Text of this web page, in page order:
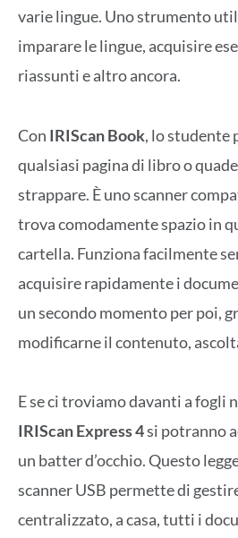
varie lingue. Uno strumento
imparare le lingue, acquisire
riassunti e altro ancora.
Con IRIScan Book, lo studente
qualsiasi pagina di libro o
strappare. È uno scanner
trova comodamente spazio in
cartella. Funziona facilmente
acquisire rapidamente i
un secondo momento per poi,
modificarne il contenuto,
E se ci troviamo davanti a fogli
IRIScan Express 4si potranno
un batter d’occhio. Questo
scanner USB permette di
centralizzato, a casa, tutti i